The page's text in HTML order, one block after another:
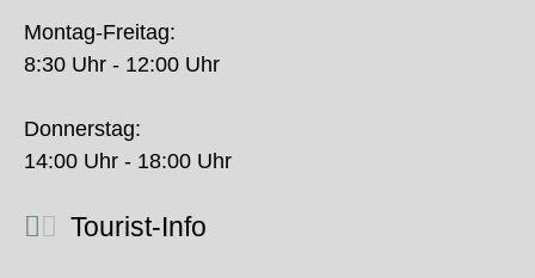
Montag-Freitag:
8:30 Uhr - 12:00 Uhr
Donnerstag:
14:00 Uhr - 18:00 Uhr
Tourist-Info